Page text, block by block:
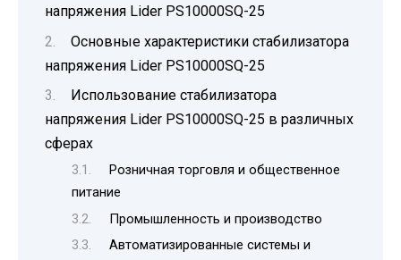
напряжения Lider PS10000SQ-25
Основные характеристики стабилизатора
напряжения Lider PS10000SQ-25
Использование стабилизатора
напряжения Lider PS10000SQ-25 в различных
сферах
Розничная торговля и общественное
питание
Промышленность и производство
Автоматизированные системы и